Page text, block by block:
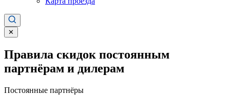
✕
Правила скидок постоянным
партнёрам и дилерам
Постоянные партнёры